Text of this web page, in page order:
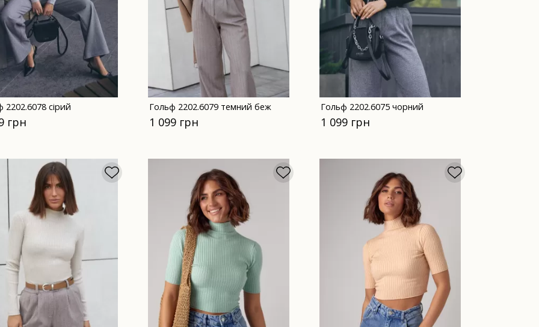
2202.6078 сірий
грн
Гольф 2202.6079 темний беж
1 099 грн
Гольф 2202.6075 чорний
1 099 грн